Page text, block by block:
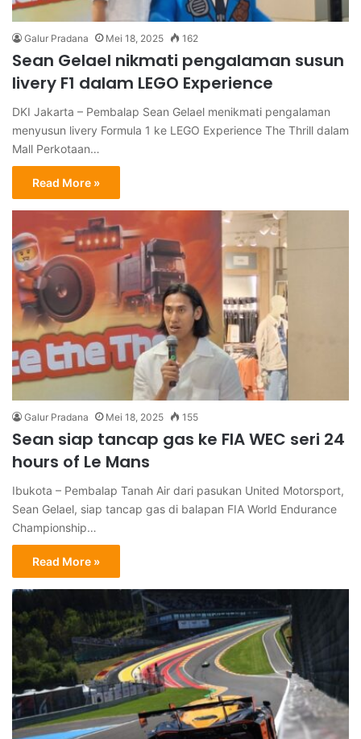
Galur Pradana Mei 18, 2025 162
Sean Gelael nikmati pengalaman susun
livery F1 dalam LEGO Experience
DKI Jakarta – Pembalap Sean Gelael menikmati pengalaman
menyusun livery Formula 1 ke LEGO Experience The Thrill dalam
Mall Perkotaan…
Read More »
Galur Pradana Mei 18, 2025 155
Sean siap tancap gas ke FIA WEC seri 24
hours of Le Mans
Ibukota – Pembalap Tanah Air dari pasukan United Motorsport,
Sean Gelael, siap tancap gas di balapan FIA World Endurance
Championship…
Read More »